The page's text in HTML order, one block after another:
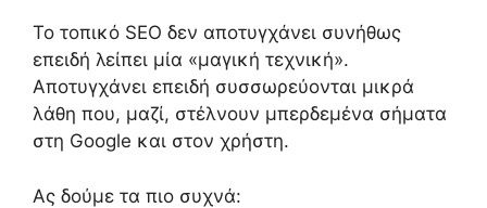
Το τοπικό SEO δεν αποτυγχάνει συνήθως
επειδή λείπει μία «μαγική τεχνική».
Αποτυγχάνει επειδή συσσωρεύονται μικρά
λάθη που, μαζί, στέλνουν μπερδεμένα σήματα
στη Google και στον χρήστη.
Ας δούμε τα πιο συχνά: